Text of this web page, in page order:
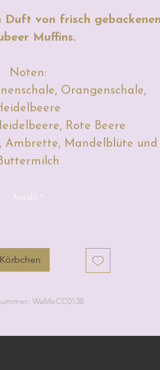
Duft von frisch
Muffins.
Noten:
Orangenschale,
Rote Beere
Ambrette, Mandelblüte und
Anzahl *
WaMeCC0138